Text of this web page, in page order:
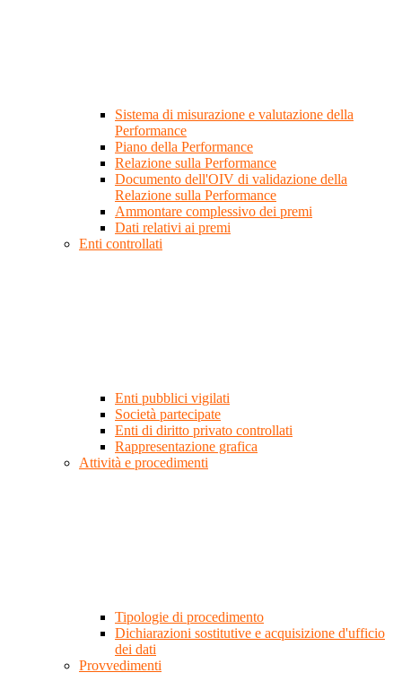
Sistema di misurazione e valutazione della
Performance
Piano della Performance
Relazione sulla Performance
Documento dell'OIV di validazione della
Relazione sulla Performance
Ammontare complessivo dei premi
Dati relativi ai premi
Enti controllati
Enti pubblici vigilati
Società partecipate
Enti di diritto privato controllati
Rappresentazione grafica
Attività e procedimenti
Tipologie di procedimento
Dichiarazioni sostitutive e acquisizione d'ufficio
dei dati
Provvedimenti